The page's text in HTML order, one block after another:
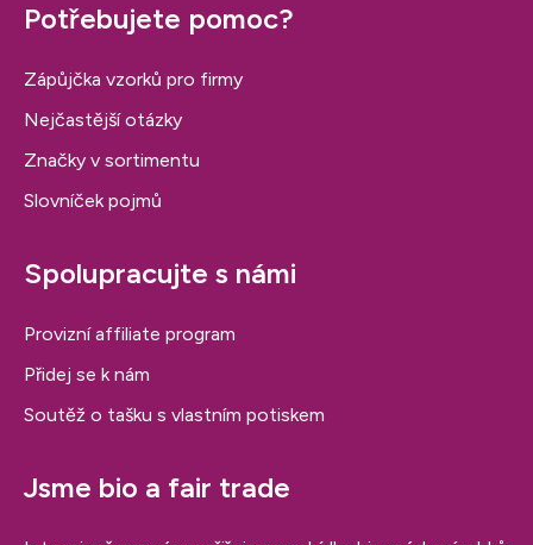
Potřebujete pomoc?
Zápůjčka vzorků pro firmy
Nejčastější otázky
Značky v sortimentu
Slovníček pojmů
Spolupracujte s námi
Provizní affiliate program
Přidej se k nám
Soutěž o tašku s vlastním potiskem
Jsme bio a fair trade